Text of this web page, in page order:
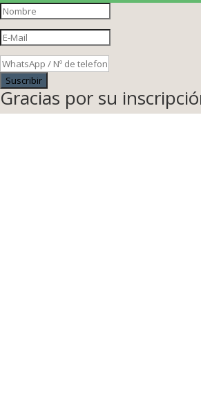
Suscribir
Gracias por su